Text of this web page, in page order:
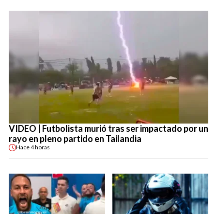
VIDEO | Futbolista murió tras ser impactado por un
rayo en pleno partido en Tailandia
Hace4 horas